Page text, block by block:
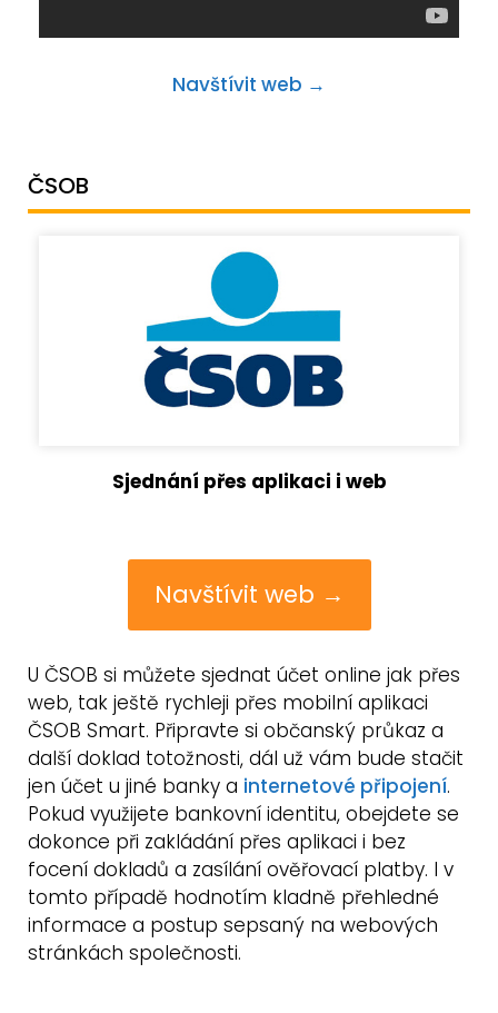
Navštívit web →
ČSOB
Sjednání přes aplikaci i web
Navštívit web →
U ČSOB si můžete sjednat účet online jak přes
web, tak ještě rychleji přes mobilní aplikaci
ČSOB Smart. Připravte si občanský průkaz a
další doklad totožnosti, dál už vám bude stačit
jen účet u jiné banky a internetové připojení.
Pokud využijete bankovní identitu, obejdete se
dokonce při zakládání přes aplikaci i bez
focení dokladů a zasílání ověřovací platby. I v
tomto případě hodnotím kladně přehledné
informace a postup sepsaný na webových
stránkách společnosti.